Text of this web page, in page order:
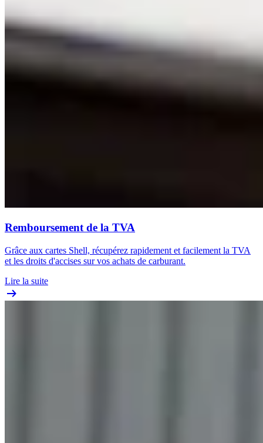
Remboursement de la TVA
Grâce aux cartes Shell, récupérez rapidement et facilement la TVA
et les droits d'accises sur vos achats de carburant.
Lire la suite